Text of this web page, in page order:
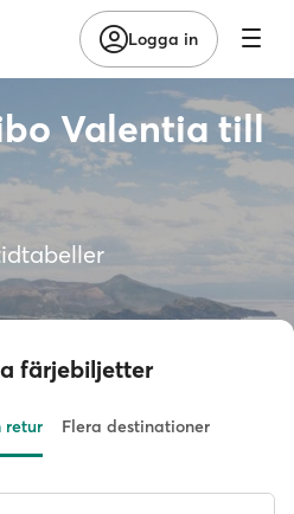
Logga in
Valentia till
färjebiljetter
retur Flera destinationer